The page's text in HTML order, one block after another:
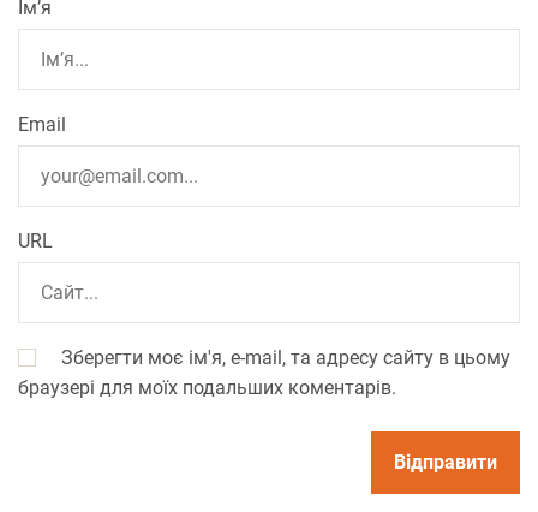
Ім’я
Email
URL
Зберегти моє ім'я, e-mail, та адресу сайту в цьому
браузері для моїх подальших коментарів.